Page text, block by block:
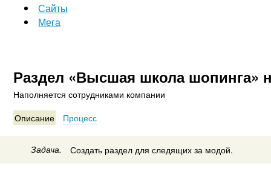
Сайты
Мега
Раздел «Высшая школа шопинга»
Наполняется сотрудниками компании
Описание
Процесс
Задача. Создать раздел для следящих за модой.